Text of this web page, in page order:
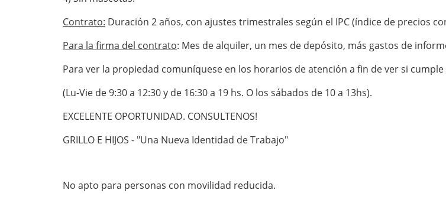
Contrato: Duración 2 años, con ajustes trimestrales según el IPC (índice de precios
Para la firma del contrato: Mes de alquiler, un mes de depósito, más gastos de
Para ver la propiedad comuníquese en los horarios de atención a fin de ver si
(Lu-Vie de 9:30 a 12:30 y de 16:30 a 19 hs. O los sábados de 10 a 13hs).
EXCELENTE OPORTUNIDAD. CONSULTENOS!
GRILLO E HIJOS - "Una Nueva Identidad de Trabajo"
No apto para personas con movilidad reducida.